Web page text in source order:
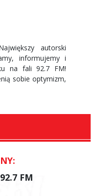
autorski
informujemy i
na fali 92.7 FM!
sobie optymizm,
FM